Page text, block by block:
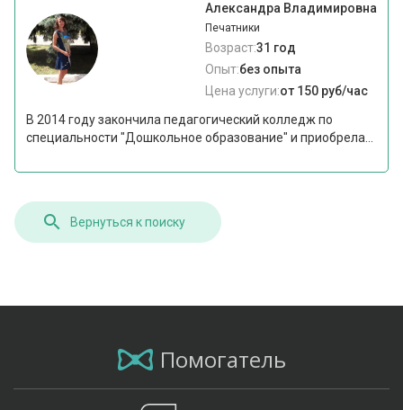
Александра Владимировна
Печатники
Возраст:31 год
Опыт:без опыта
Цена услуги:от 150 руб/час
В 2014 году закончила педагогический колледж по
специальности "Дошкольное образование" и приобрела...
Вернуться к поиску
Помогатель